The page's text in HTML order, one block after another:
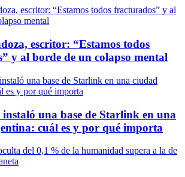
escritor: “Estamos todos
y al borde de un colapso mental
una base de Starlink en una
cuál es y por qué importa